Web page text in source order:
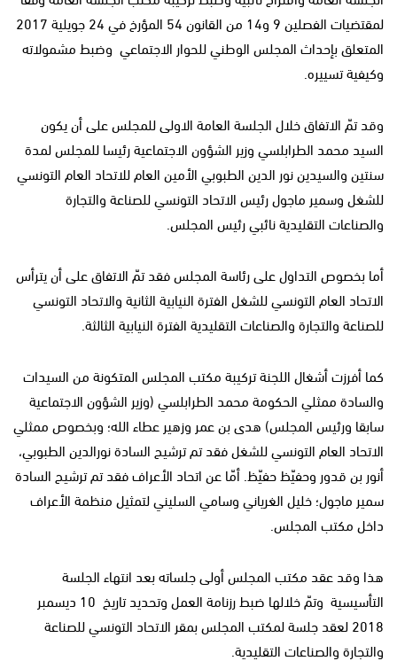
لمقتضيات الفصلين 9 و14 من القانون 54 المؤرخ في 24 جويلية 2017
المتعلق بإحداث المجلس الوطني للحوار الاجتماعي وضبط مشمولاته
وكيفية تسييره.
وقد تمّ الاتفاق خلال الجلسة العامة الاولى للمجلس على أن يكون
السيد محمد الطرابلسي وزير الشؤون الاجتماعية رئيسا للمجلس لمدة
سنتين والسيدين نور الدين الطبوبي الأمين العام للاتحاد العام التونسي
للشغل وسمير ماجول رئيس الاتحاد التونسي للصناعة والتجارة
والصناعات التقليدية نائبي رئيس المجلس.
أما بخصوص التداول على رئاسة المجلس فقد تمّ الاتفاق على أن يترأس
الاتحاد العام التونسي للشغل الفترة النيابية الثانية والاتحاد التونسي
للصناعة والتجارة والصناعات التقليدية الفترة النيابية الثالثة.
كما أفرزت أشغال اللجنة تركيبة مكتب المجلس المتكونة من السيدات
والسادة ممثلي الحكومة محمد الطرابلسي (وزير الشؤون الاجتماعية
سابقا ورئيس المجلس) هدى بن عمر وزهير عطاء الله؛ وبخصوص ممثلي
الاتحاد العام التونسي للشغل فقد تم ترشيح السادة نورالدين الطبوبي،
أنور بن قدور وحفيّظ حفيّظ. أمّا عن اتحاد الأعراف فقد تم ترشيح السادة
سمير ماجول؛ خليل الغرياني وسامي السليني لتمثيل منظمة الأعراف
داخل مكتب المجلس.
هذا وقد عقد مكتب المجلس أولى جلساته بعد انتهاء الجلسة
التأسيسية وتمّ خلالها ضبط رزنامة العمل وتحديد تاريخ 10 ديسمبر
2018 لعقد جلسة لمكتب المجلس بمقر الاتحاد التونسي للصناعة
والتجارة والصناعات التقليدية.